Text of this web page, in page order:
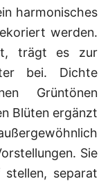
harmonisches
werden.
trägt es zur
bei. Dichte
Grüntönen
Blüten ergänzt
Sie
separat